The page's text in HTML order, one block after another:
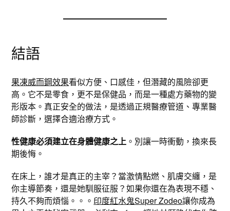
結語
果凍威而鋼效果看似方便、口感佳，但潛藏的風險卻更
高。它不是零食，更不是保健品，而是一種處方藥物的變
形版本。真正安全的做法，是透過正規醫療管道、專業醫
師診斷，選擇合適治療方式。
性健康必須建立在身體健康之上 。別讓一時衝動，換來長
期後悔。
在床上，誰才是真正的主宰？當激情點燃、肌膚交纏，是
你主導節奏，還是她馴服征服？如果你還在為表現不穩、
持久不夠而煩惱。。。 印度紅水鬼Super Zodeo讓你成為